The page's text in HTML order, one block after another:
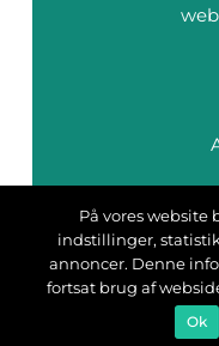
På vores website
indstillinger,
annoncer. Denne
fortsat brug af
Ok